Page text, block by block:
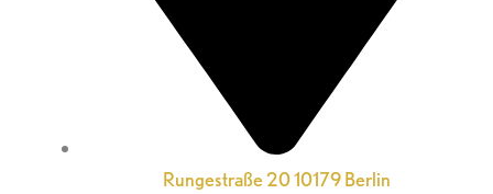
Rungestraße 20 10179 Berlin